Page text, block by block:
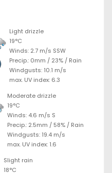
Light drizzle
19°C
Winds: 2.7 m/s SSW
Precip.: 0mm / 23% / Rain
Windgusts: 10.1 m/s
max. UV index: 6.3
Moderate drizzle
19°C
Winds: 4.6 m/s S
Precip.: 2.5mm / 58% / Rain
Windgusts: 19.4 m/s
max. UV index: 1.6
Slight rain
18°C